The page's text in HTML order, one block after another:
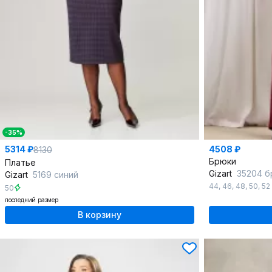
-35%
5314 ₽8130
Платье
Gizart 5169 синий
50
последний размер
В корзину
4508 ₽
Брюки
Gizart 35204
44, 46, 48, 50, 52